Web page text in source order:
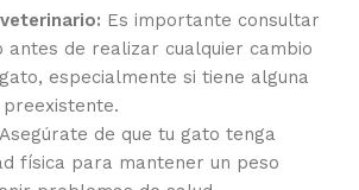
Es importante consultar
antes de realizar cualquier cambio
especialmente si tiene alguna
preexistente.
Asegúrate de que tu gato tenga
física para mantener un peso